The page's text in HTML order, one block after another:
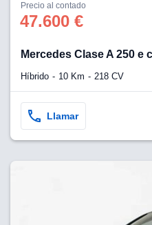
Precio al contado
47.600 €
Mercedes Clase A 250
Híbrido 10 Km 218 CV
Llamar